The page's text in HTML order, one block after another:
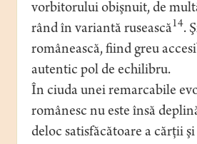
vorbitorului obişnuit, de
rând în variantă rusească14.
românească, fiind greu
autentic pol de echilibru.
În ciuda unei remarcabile
românesc nu este însă
deloc satisfăcătoare a cărţii